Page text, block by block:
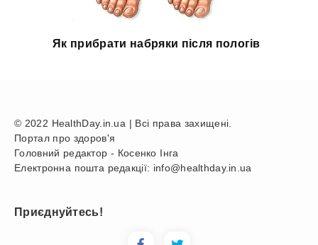
Як прибрати набряки після пологів
© 2022 HealthDay.in.ua | Всі права захищені.
Портал про здоров'я
Головний редактор - Косенко Інга
Електронна пошта редакції: info@healthday.in.ua
Приєднуйтесь!